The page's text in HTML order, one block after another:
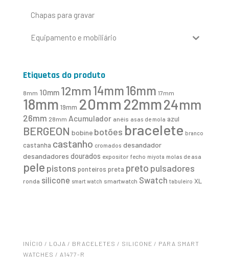
Chapas para gravar
Equipamento e mobiliário
Etiquetas do produto
8mm 10mm 12mm14mm16mm 17mm
18mm 19mm 20mm 22mm24mm
26mm 28mm Acumulador anéis asas de mola azul
BERGEON bobine botões bracelete branco
castanha castanho cromados desandador
desandadores dourados expositor fecho miyota molas de asa
pele pistons ponteiros preta preto pulsadores
ronda silicone smart watch smartwatch Swatch tabuleiro XL
INÍCIO / LOJA / BRACELETES / SILICONE / PARA SMART
WATCHES / A1477-R